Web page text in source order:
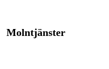
Molntjänster